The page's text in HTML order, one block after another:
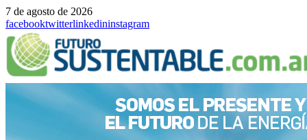
7 de agosto de 2026
facebooktwitterlinkedininstagram